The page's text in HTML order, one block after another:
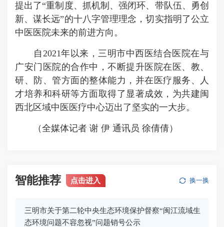
提出了“重制度、抓机制、强闭环、带队伍、勇创
新、谋长远”的十八字管理理念，切实指明了公立
中医医院未来的前进方向。
自2021年以来，三明市中西医结合医院在与
广安门医院的合作中，不断提升医院在医、教、
研、防、管方面的整体能力，并在医疗服务、人
才培养和科研等方面取得了显著成效，为共建闽
西北区域中医医疗中心迈出了坚实的一大步。
（全媒体记者 谢 伊 通讯员 徐倩倩）
智能推荐 点击进入 换一换
三明市关于第二轮中央生态环境保护督察“闽江流域生
态环境问题不容忽视”问题销号公示